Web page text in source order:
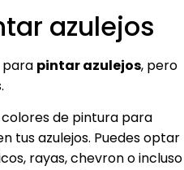
azulejos
para pintar azulejos, pero
de pintura para
tus azulejos. Puedes optar
rayas, chevron o incluso